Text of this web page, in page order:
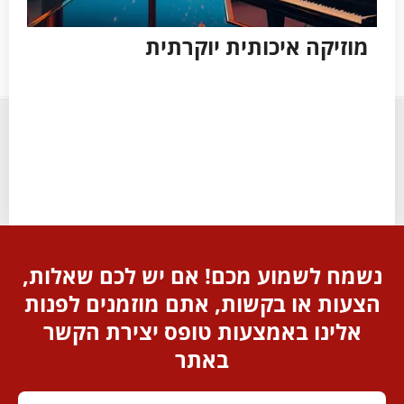
מוזיקה איכותית יוקרתית
נשמח לשמוע מכם! אם יש לכם שאלות,
הצעות או בקשות, אתם מוזמנים לפנות
אלינו באמצעות טופס יצירת הקשר
באתר